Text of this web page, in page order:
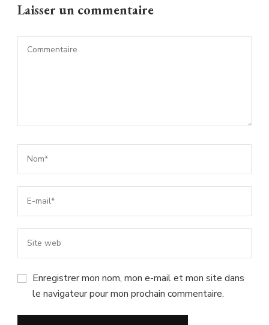
Laisser un commentaire
Enregistrer mon nom, mon e-mail et mon site dans
le navigateur pour mon prochain commentaire.